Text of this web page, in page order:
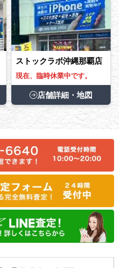
ストックラボ沖縄那覇店
現在、臨時休業中です。
店舗詳細・地図